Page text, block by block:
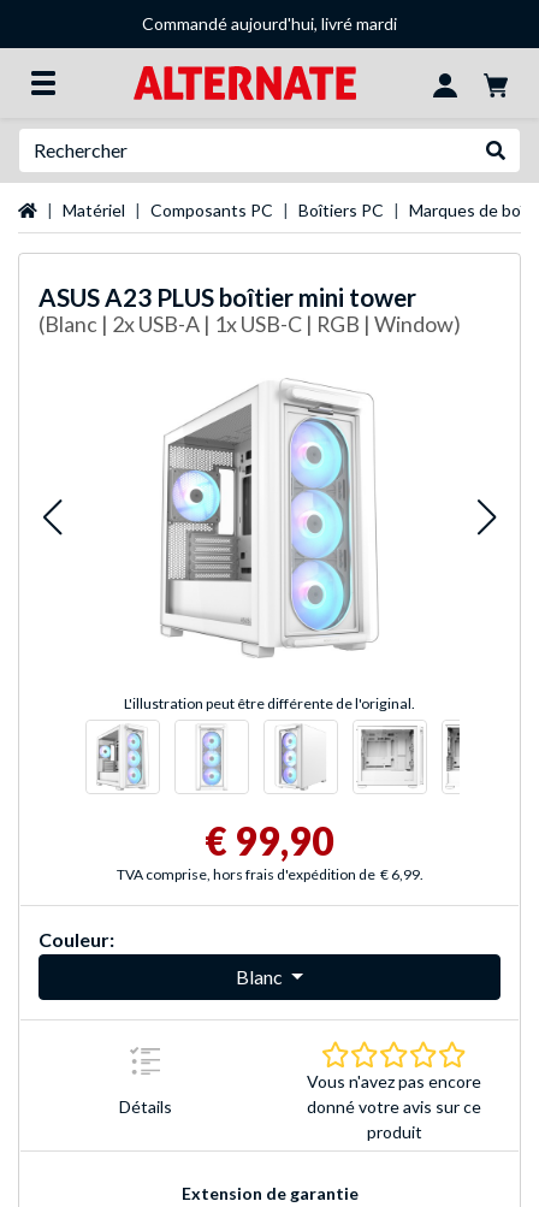
Commandé aujourd'hui, livré mardi
Page d'accueil
Matériel Composants PC Boîtiers PC Marques de
ASUSA23 PLUS boîtier mini tower
(Blanc | 2x USB-A | 1x USB-C | RGB | Window)
L'illustration peut être différente de l'original.
€ 99,90
TVA comprise, hors frais d'expédition de € 6,99.
Couleur:
Blanc
Détails
Vous n'avez pas encore
donné votre avis sur ce
produit
Extension de garantie